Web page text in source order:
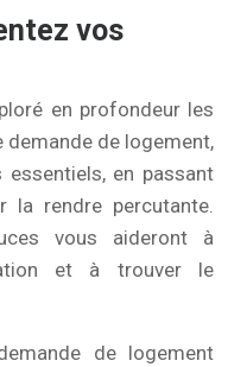
vos
en profondeur les
de logement,
en passant
la rendre percutante.
vous aideront à
et à trouver le
de logement